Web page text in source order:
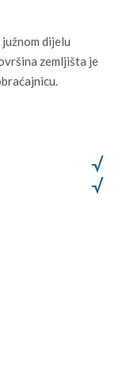
dijelu
zemljišta je